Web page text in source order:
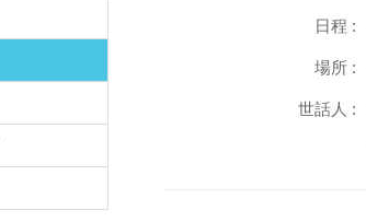
日程 :
場所 :
世話人 :